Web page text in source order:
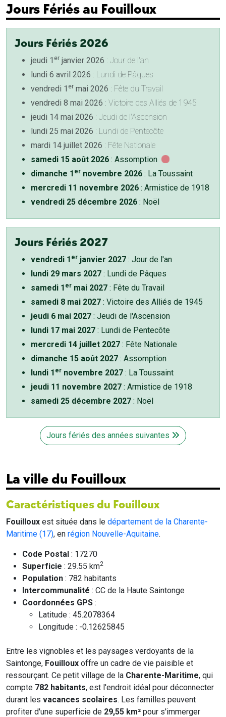
Jours Fériés au Fouilloux
Jours Fériés 2026
jeudi 1 er janvier 2026 : Jour de l'an
lundi 6 avril 2026 : Lundi de Pâques
vendredi 1 er mai 2026 : Fête du Travail
vendredi 8 mai 2026 : Victoire des Alliés de 1945
jeudi 14 mai 2026 : Jeudi de l'Ascension
lundi 25 mai 2026 : Lundi de Pentecôte
mardi 14 juillet 2026 : Fête Nationale
samedi 15 août 2026 : Assomption
dimanche 1 er novembre 2026 : La Toussaint
mercredi 11 novembre 2026 : Armistice de 1918
vendredi 25 décembre 2026 : Noël
Jours Fériés 2027
vendredi 1 er janvier 2027 : Jour de l'an
lundi 29 mars 2027 : Lundi de Pâques
samedi 1 er mai 2027 : Fête du Travail
samedi 8 mai 2027 : Victoire des Alliés de 1945
jeudi 6 mai 2027 : Jeudi de l'Ascension
lundi 17 mai 2027 : Lundi de Pentecôte
mercredi 14 juillet 2027 : Fête Nationale
dimanche 15 août 2027 : Assomption
lundi 1 er novembre 2027 : La Toussaint
jeudi 11 novembre 2027 : Armistice de 1918
samedi 25 décembre 2027 : Noël
Jours fériés des années suivantes
La ville du Fouilloux
Caractéristiques du Fouilloux
Fouilloux est située dans le département de la Charente-
Maritime (17), en région Nouvelle-Aquitaine.
Code Postal : 17270
Superficie : 29.55 km2
Population : 782 habitants
Intercommunalité : CC de la Haute Saintonge
Coordonnées GPS :
Latitude : 45.2078364
Longitude : -0.12625845
Entre les vignobles et les paysages verdoyants de la
Saintonge, Fouilloux offre un cadre de vie paisible et
ressourçant. Ce petit village de la Charente-Maritime, qui
compte 782 habitants, est l'endroit idéal pour déconnecter
durant les vacances scolaires. Les familles peuvent
profiter d'une superficie de 29,55 km² pour s'immerger